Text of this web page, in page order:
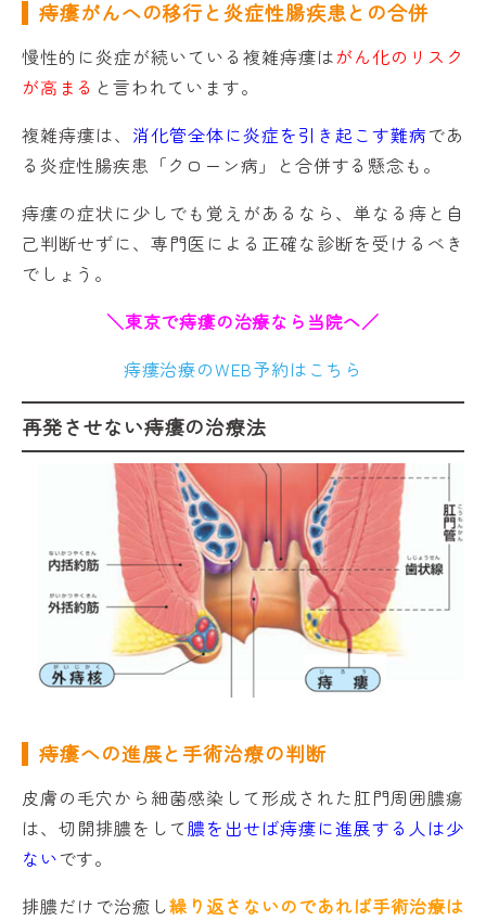
痔瘻がんへの移行と炎症性腸疾患との合併
慢性的に炎症が続いている複雑痔瘻はがん化のリスク
が高まる と言われています。
複雑痔瘻は、 消化管全体に炎症を引き起こす難病であ
る炎症性腸疾患「クローン病」と合併する懸念も。
痔瘻の症状に少しでも覚えがあるなら、単なる痔と自
己判断せずに、専門医による正確な診断を受けるべき
でしょう。
＼東京で痔瘻の治療なら当院へ／
痔瘻治療のWEB予約はこちら
再発させない痔瘻の治療法
痔瘻への進展と手術治療の判断
皮膚の毛穴から細菌感染して形成された肛門周囲膿瘍
は、切開排膿をして膿を出せば痔瘻に進展する人は少
ないです。
排膿だけで治癒し繰り返さないのであれば手術治療は